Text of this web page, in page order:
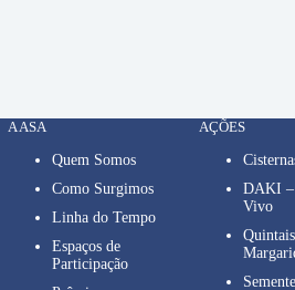
A ASA
Quem Somos
Como Surgimos
Linha do Tempo
Espaços de
Participação
AÇÕES
DAKI –
Vivo